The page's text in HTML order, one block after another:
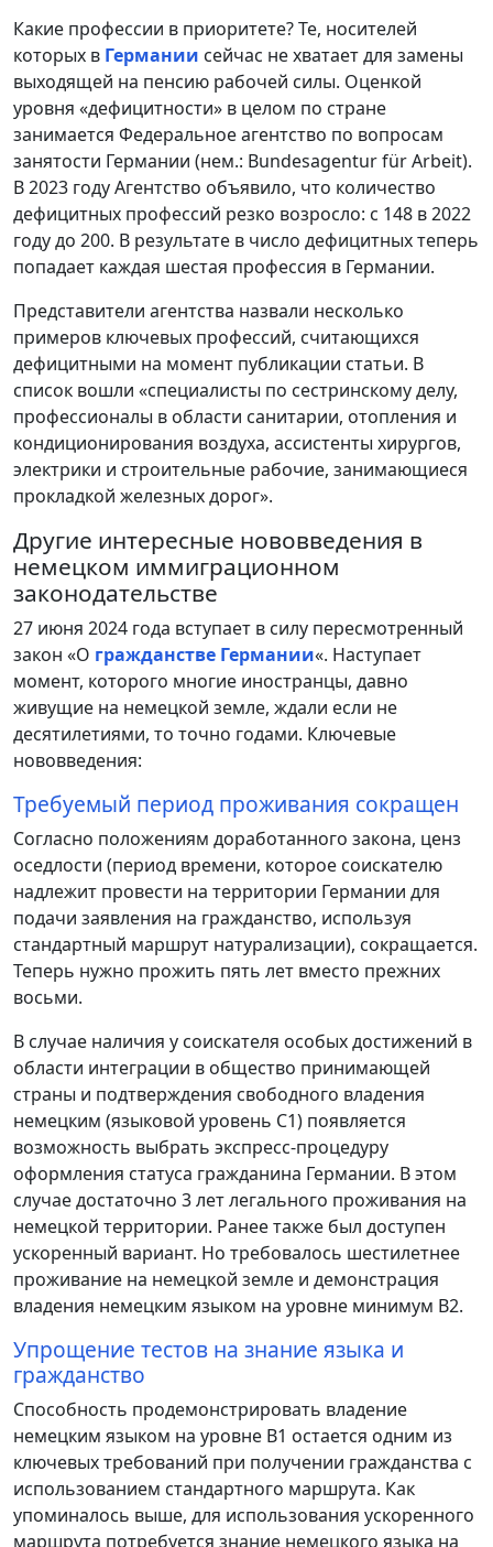
Какие профессии в приоритете? Те, носителей
которых в Германии сейчас не хватает для замены
выходящей на пенсию рабочей силы. Оценкой
уровня «дефицитности» в целом по стране
занимается Федеральное агентство по вопросам
занятости Германии (нем.: Bundesagentur für Arbeit).
В 2023 году Агентство объявило, что количество
дефицитных профессий резко возросло: с 148 в 2022
году до 200. В результате в число дефицитных теперь
попадает каждая шестая профессия в Германии.
Представители агентства назвали несколько
примеров ключевых профессий, считающихся
дефицитными на момент публикации статьи. В
список вошли «специалисты по сестринскому делу,
профессионалы в области санитарии, отопления и
кондиционирования воздуха, ассистенты хирургов,
электрики и строительные рабочие, занимающиеся
прокладкой железных дорог».
Другие интересные нововведения в
немецком иммиграционном
законодательстве
27 июня 2024 года вступает в силу пересмотренный
закон «О гражданстве Германии«. Наступает
момент, которого многие иностранцы, давно
живущие на немецкой земле, ждали если не
десятилетиями, то точно годами. Ключевые
нововведения:
Требуемый период проживания сокращен
Согласно положениям доработанного закона, ценз
оседлости (период времени, которое соискателю
надлежит провести на территории Германии для
подачи заявления на гражданство, используя
стандартный маршрут натурализации), сокращается.
Теперь нужно прожить пять лет вместо прежних
восьми.
В случае наличия у соискателя особых достижений в
области интеграции в общество принимающей
страны и подтверждения свободного владения
немецким (языковой уровень C1) появляется
возможность выбрать экспресс-процедуру
оформления статуса гражданина Германии. В этом
случае достаточно 3 лет легального проживания на
немецкой территории. Ранее также был доступен
ускоренный вариант. Но требовалось шестилетнее
проживание на немецкой земле и демонстрация
владения немецким языком на уровне минимум B2.
Упрощение тестов на знание языка и
гражданство
Способность продемонстрировать владение
немецким языком на уровне B1 остается одним из
ключевых требований при получении гражданства с
использованием стандартного маршрута. Как
упоминалось выше, для использования ускоренного
маршрута потребуется знание немецкого языка на